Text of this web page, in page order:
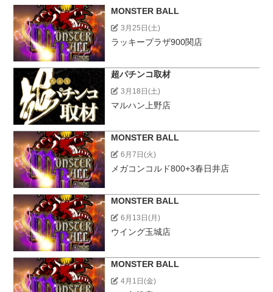
MONSTER BALL
3月25日(土)
ラッキープラザ900関店
超パチンコ取材
3月18日(土)
マルハン上野店
MONSTER BALL
6月7日(火)
メガコンコルド800+3春日井店
MONSTER BALL
6月13日(月)
ウイング玉城店
MONSTER BALL
4月1日(金)